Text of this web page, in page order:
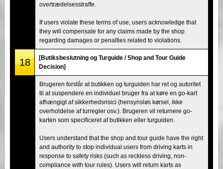
overtrædelsesstraffe.
If users violate these terms of use, users acknowledge that
they will compensate for any claims made by the shop
regarding damages or penalties related to violations.
18
[Butiksbeslutning og Turguide / Shop and Tour Guide
Decision]
Brugeren forstår at butikken og turguiden har ret og autoritet
til at suspendere en individuel bruger fra at køre en go-kart
afhængigt af sikkerhedsrisici (hensynsløs kørsel, ikke
overholdelse af turregler osv.). Brugeren vil returnere go-
karten som specificeret af butikken eller turguiden.
Users understand that the shop and tour guide have the right
and authority to stop individual users from driving karts in
response to safety risks (such as reckless driving, non-
compliance with tour rules). Users will return karts as